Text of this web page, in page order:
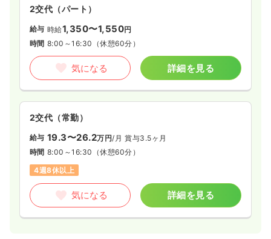
2交代（パート）
給与 時給1,350〜1,550円
時間 8:00～16:30 （休憩60分）
気になる 詳細を見る
2交代（常勤）
給与 19.3〜26.2万円/月 賞与3.5ヶ月
時間 8:00～16:30 （休憩60分）
4週8休以上
気になる 詳細を見る